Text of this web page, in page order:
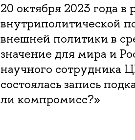
20 октября 2023 года
внутриполитической
внешней политики в
значение для мира и
научного сотрудника
состоялась запись
ли компромисс?»